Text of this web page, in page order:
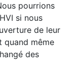
pourrions
si nous
de leur
quand même
des